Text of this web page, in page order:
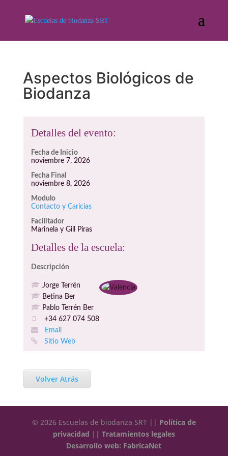
Aspectos Biológicos de
Biodanza
Detalles del evento:
Fecha de Inicio
noviembre 7, 2026
Fecha Final
noviembre 8, 2026
Modulo
Contacto y Caricias
Facilitador
Marinela y Gill Piras
Detalles de la escuela:
Descripción
Jorge Terrén
Betina Ber
Pablo Terrén Ber
+34 627 074 508
Email
Sitio Web
Volver Atrás
© 2026 Escuelas de biodanza SRT || Política de
privacidad || Tratamientos legales
Desarrollo web: FabricaNet